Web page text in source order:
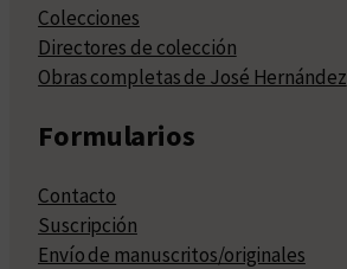
Colecciones
Directores de colección
Obras completas de José Hernández
Formularios
Contacto
Suscripción
Envío de manuscritos/originales